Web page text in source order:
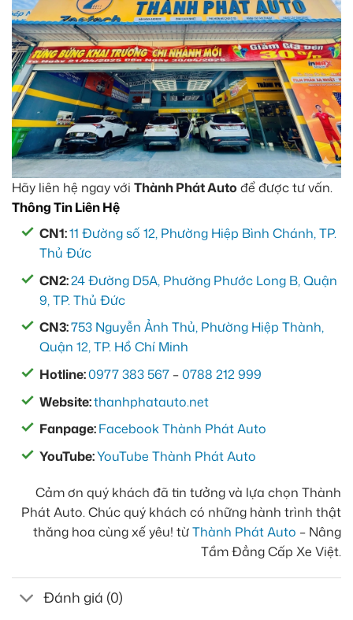
Hãy liên hệ ngay với Thành Phát Auto để được tư vấn.
Thông Tin Liên Hệ
CN1:11 Đường số 12, Phường Hiệp Bình Chánh, TP.
Thủ Đức
CN2:24 Đường D5A, Phường Phước Long B, Quận
9, TP. Thủ Đức
CN3:753 Nguyễn Ảnh Thủ, Phường Hiệp Thành,
Quận 12, TP. Hồ Chí Minh
Hotline:0977 383 567 –0788 212 999
Website:thanhphatauto.net
Fanpage:Facebook Thành Phát Auto
YouTube:YouTube Thành Phát Auto
Cảm ơn quý khách đã tin tưởng và lựa chọn Thành
Phát Auto. Chúc quý khách có những hành trình thật
thăng hoa cùng xế yêu! từThành Phát Auto – Nâng
Tầm Đẳng Cấp Xe Việt.
Đánh giá (0)